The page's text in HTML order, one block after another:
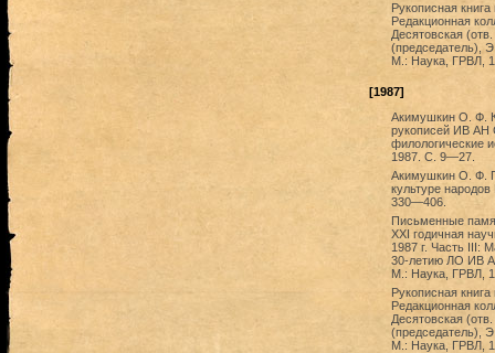
Рукописная
Редакционная
Десятовская
(председатель),
М.: Наука, ГРВЛ,
[1987]
Акимушкин О. Ф.
рукописей ИВ АН
филологические
1987. С. 9—27.
Акимушкин О. Ф.
культуре
330—406.
Письменные
XXI годичная
1987 г. Часть III:
30-летию ЛО ИВ
М.: Наука, ГРВЛ,
Рукописная
Редакционная
Десятовская
(председатель),
М.: Наука, ГРВЛ,